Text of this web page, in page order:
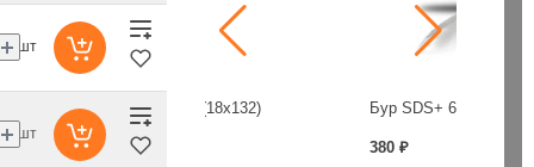
20 (18х132) Бур SDS+ 6.0х100/160 / Trijet
шт
шт